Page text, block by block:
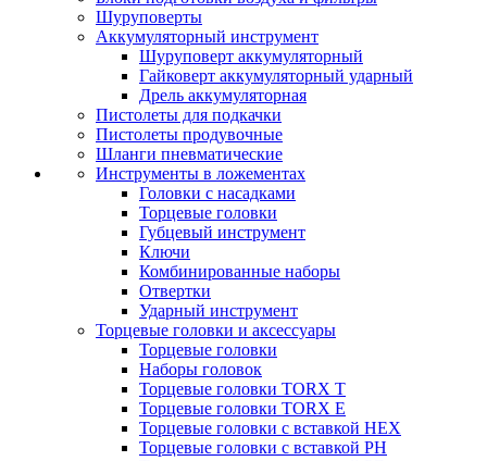
Шуруповерты
Аккумуляторный инструмент
Шуруповерт аккумуляторный
Гайковерт аккумуляторный ударный
Дрель аккумуляторная
Пистолеты для подкачки
Пистолеты продувочные
Шланги пневматические
Инструменты в ложементах
Головки с насадками
Торцевые головки
Губцевый инструмент
Ключи
Комбинированные наборы
Отвертки
Ударный инструмент
Торцевые головки и аксессуары
Торцевые головки
Наборы головок
Торцевые головки TORX T
Торцевые головки TORX Е
Торцевые головки с вставкой HEX
Торцевые головки с вставкой PH